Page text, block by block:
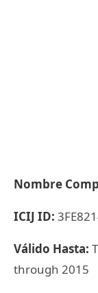
Nombre
ICIJ ID:
Válido Hasta:
through 2015